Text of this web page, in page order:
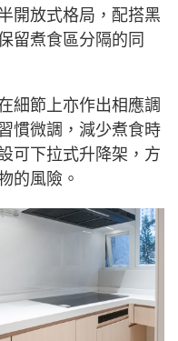
開放式格局，配搭黑
留煮食區分隔的同
細節上亦作出相應調
慣微調，減少煮食時
可下拉式升降架，方
的風險。